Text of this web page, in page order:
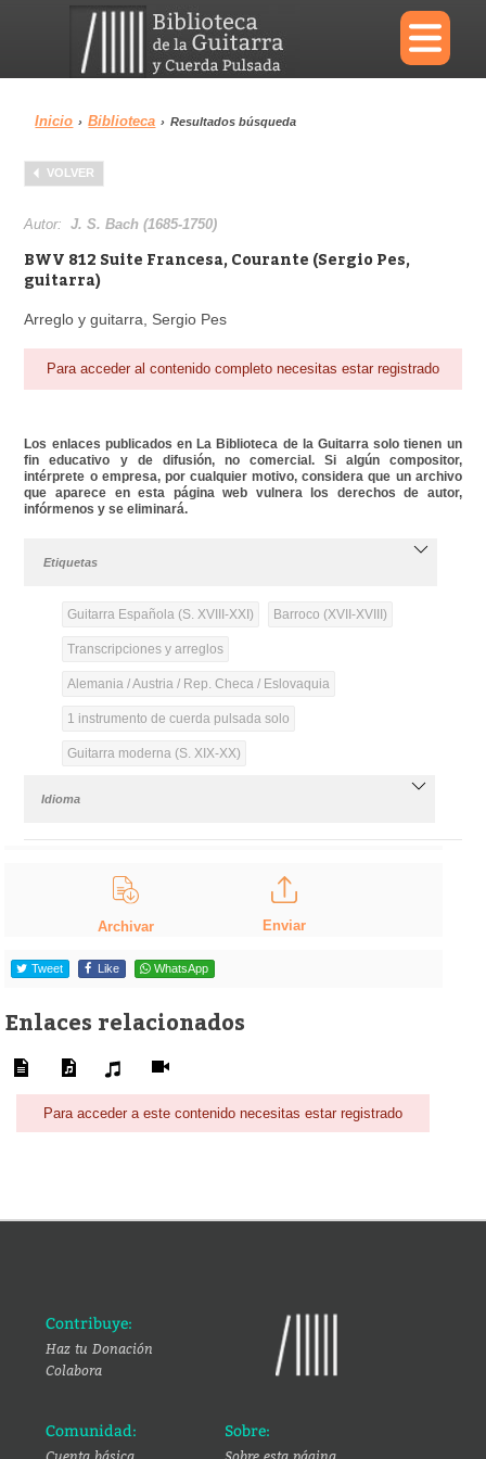
×
Menu
Biblioteca
Área personal
Inicio › Biblioteca › Resultados búsqueda
VOLVER
Autor:J. S. Bach (1685-1750)
BWV 812 Suite Francesa, Courante (Sergio Pes,
guitarra)
Arreglo y guitarra, Sergio Pes
Para acceder al contenido completo necesitas estar registrado
Los enlaces publicados en La Biblioteca de la Guitarra solo tienen un
fin educativo y de difusión, no comercial. Si algún compositor,
intérprete o empresa, por cualquier motivo, considera que un archivo
que aparece en esta página web vulnera los derechos de autor,
infórmenos y se eliminará.
Etiquetas
Guitarra Española (S. XVIII-XXI) Barroco (XVII-XVIII)
Transcripciones y arreglos
Alemania / Austria / Rep. Checa / Eslovaquia
1 instrumento de cuerda pulsada solo
Guitarra moderna (S. XIX-XX)
Idioma
Archivar Enviar
Tweet Like WhatsApp
Enlaces relacionados
Para acceder a este contenido necesitas estar registrado
Contribuye:
Haz tu Donación
Colabora
Comunidad: Sobre: